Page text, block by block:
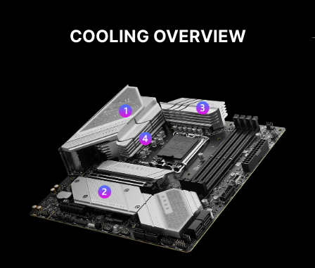
COOLING OVERVIEW
12+1+1 DUET RAIL POWER
Lepaskan dan pertahankan kinerja maksimum
dengan desain VRM unggulan yang dibangun
dengan total 12 Duet Rail Power System.
Menggabungkan konektor daya ganda dan 75A
DrMOS, MPG B760M EDGE TI WIFI siap
menghadapi tantangan prosesor kelas atas.
12
PHASE
VCPR POWER
DrMOS / 75A
1
GT